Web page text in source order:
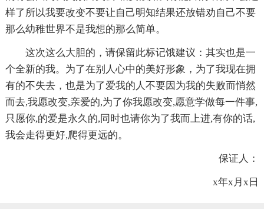
样了所以我要改变不要让自己明知结果还放错劝自己不要
那么幼稚世界不是我想的那么简单。
这次这么大胆的，请保留此标记饿建议：其实也是一
个全新的我。为了在别人心中的美好形象，为了我现在拥
有的不失去，也是为了爱我的人不要因为我的失败而悄然
而去,我愿改变,亲爱的,为了你我愿改变,愿意学做每一件事,
只愿你,的爱是永久的,同时也请你为了我而上进,有你的话,
我会走得更好,爬得更远的。
保证人：
x年x月x日